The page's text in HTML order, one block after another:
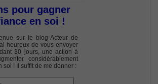
pour gagner
en soi !
sur le blog Acteur de
heureux de vous envoyer
30 jours, une action à
considérablement
soi ! Il suffit de me donner :